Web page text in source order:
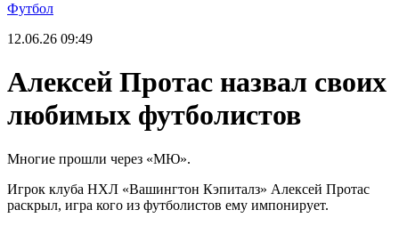
Футбол
12.06.26 09:49
Алексей Протас назвал своих
любимых футболистов
Многие прошли через «МЮ».
Игрок клуба НХЛ «Вашингтон Кэпиталз» Алексей Протас
раскрыл, игра кого из футболистов ему импонирует.